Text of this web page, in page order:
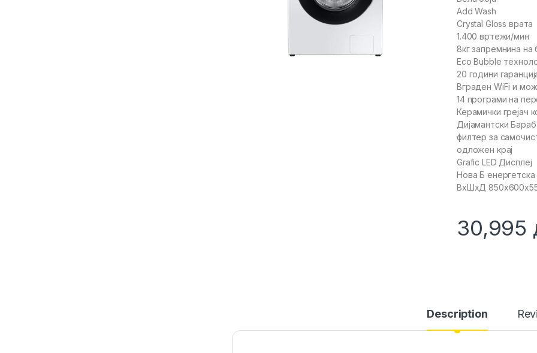
Add Wash
Crystal Gloss врата
1.400 вртежи/мин
8кг запремнина на
Eco Bubble
20 години
Вграден WiFi и
14 програми на
Керамички грејач
Дијамантски
филтер за
одложен крај
Grafic LED Дисплеј
Нова Б енергетска
ВхШхД
30,995
Description